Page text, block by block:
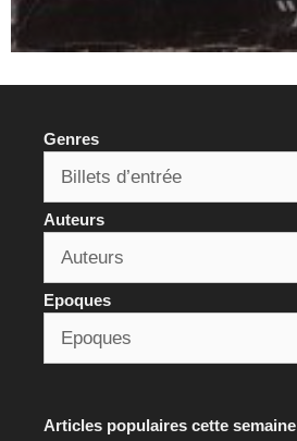
Genres
Auteurs
Epoques
Articles populaires cette semaine